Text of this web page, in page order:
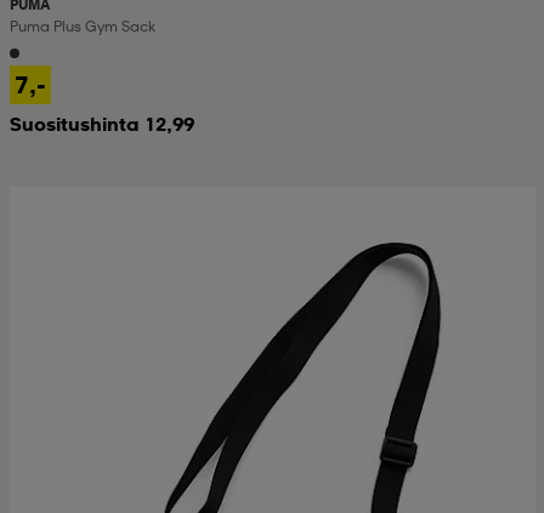
PUMA
Puma Plus Gym Sack
7,-
Suositushinta 12,99